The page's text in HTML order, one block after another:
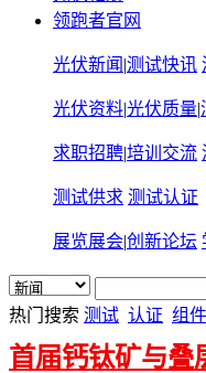
领跑者官网
光伏新闻 |测试快讯
光伏资料|光伏质量|
求职招聘|培训交流
测试供求 测试认证
展览展会|创新论坛
热门搜索 测试 认证 组件
首届钙钛矿与叠